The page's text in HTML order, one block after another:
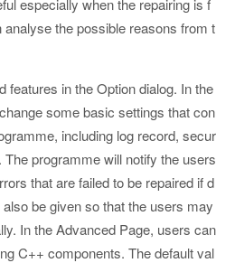
especially when the repairing is f
the possible reasons from t
features in the Option dialog. In the
some basic settings that con
including log record, secur
programme will notify the users
that are failed to be repaired if d
be given so that the users may
In the Advanced Page, users can
C++ components. The default val